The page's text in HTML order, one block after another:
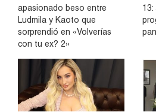
apasionado beso entre
Ludmila y Kaoto que
sorprendió en «Volverías
con tu ex? 2»